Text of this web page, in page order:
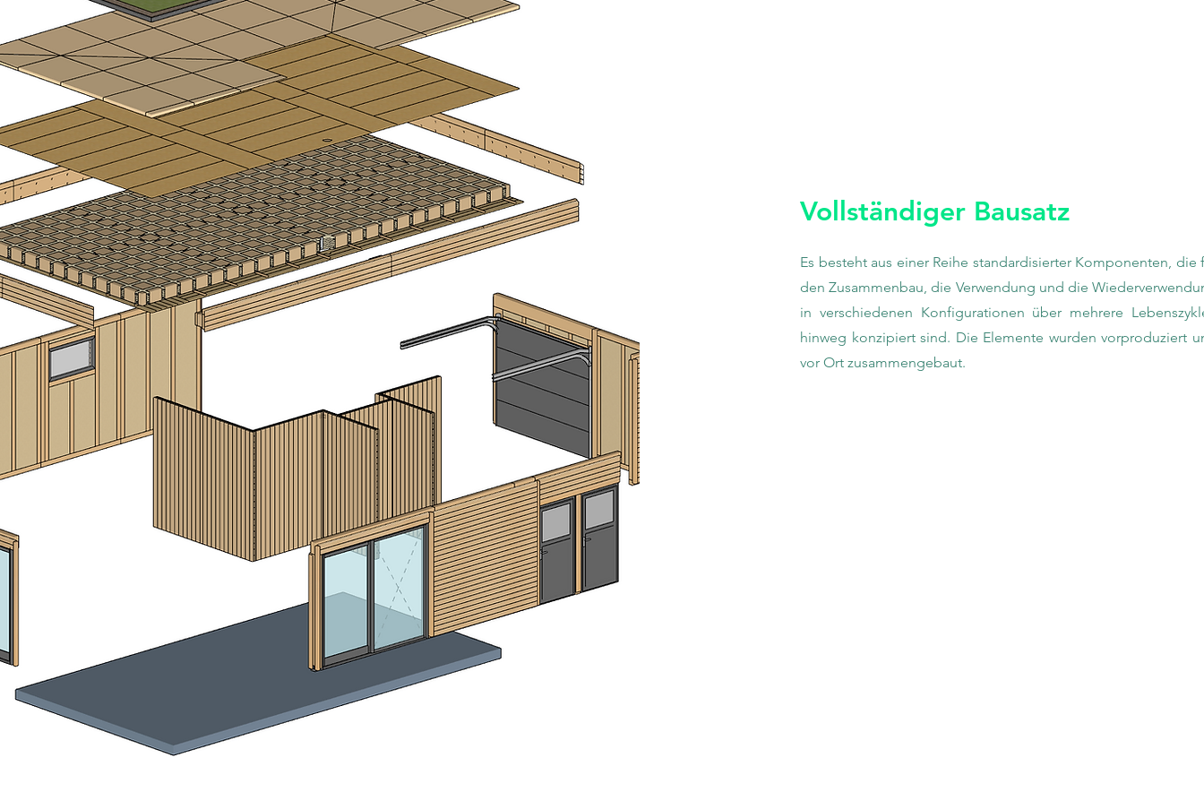
Vollständiger Bausatz
Es besteht aus einer Reihe standardisierter Komponenten, die
den Zusammenbau, die Verwendung und die
in verschiedenen Konfigurationen über mehrere
hinweg konzipiert sind. Die Elemente wurden vorproduziert
vor Ort zusammengebaut.